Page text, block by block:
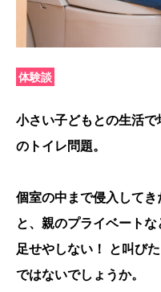
体験談
小さい子どもとの生活
のトイレ問題。
個室の中まで侵入して
と、親のプライベート
足せやしない！ と叫び
ではないでしょうか。